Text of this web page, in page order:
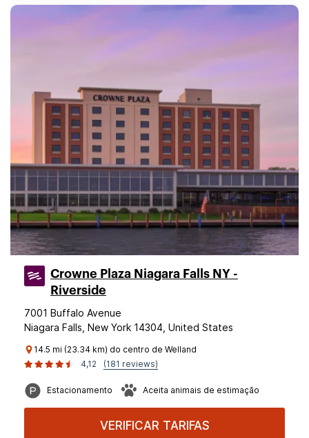
Crowne Plaza Niagara Falls NY -
Riverside
7001 Buffalo Avenue
Niagara Falls, New York 14304, United States
14.5 mi (23.34 km) do centro de Welland
4,12
(181 reviews)
Estacionamento Aceita animais de estimação
VERIFICAR TARIFAS